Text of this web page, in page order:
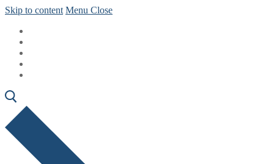
Skip to content Menu Close